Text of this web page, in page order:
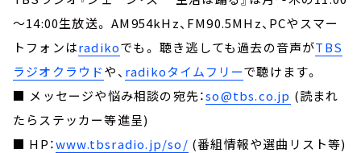
～14:00生放送。 AM954kHz、FM90.5MHz、PCやスマー
トフォンはradikoでも。 聴き逃しても過去の音声がTBS
ラジオクラウドや、 radikoタイムフリーで聴けます。
■ メッセージや悩み相談の宛先：so@tbs.co.jp (読まれ
たらステッカー等進呈)
■ HP：www.tbsradio.jp/so/ (番組情報や選曲リスト等)